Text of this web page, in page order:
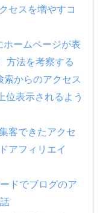
セスを増やすコ
ームページが表
方法を考察する
索からのアクセス
位表示されるよう
客できたアクセ
アフィリエイ
ドでブログのア